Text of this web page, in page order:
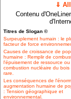
⇓
Contenu
Titres de Slogan ©
Surpeuplement humain : le
facteur de force
Causes de croissance de
humaine : Remplir de
l'épuisement de ressource ou
combustion nucléaire du
rare.
Les conséquences de
augmentation humaine de
: Tension géographique et
environnemental.